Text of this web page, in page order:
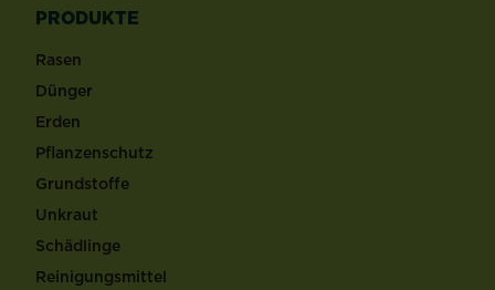
PRODUKTE
Rasen
Dünger
Erden
Pflanzenschutz
Grundstoffe
Unkraut
Schädlinge
Reinigungsmittel